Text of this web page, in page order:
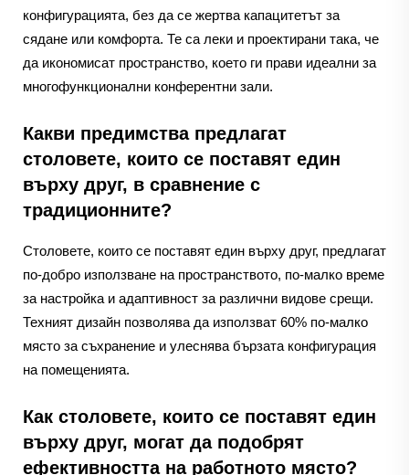
конфигурацията, без да се жертва капацитетът за
сядане или комфорта. Те са леки и проектирани така, че
да икономисат пространство, което ги прави идеални за
многофункционални конферентни зали.
Какви предимства предлагат
столовете, които се поставят един
върху друг, в сравнение с
традиционните?
Столовете, които се поставят един върху друг, предлагат
по-добро използване на пространството, по-малко време
за настройка и адаптивност за различни видове срещи.
Техният дизайн позволява да използват 60% по-малко
място за съхранение и улеснява бързата конфигурация
на помещенията.
Как столовете, които се поставят един
върху друг, могат да подобрят
ефективността на работното място?